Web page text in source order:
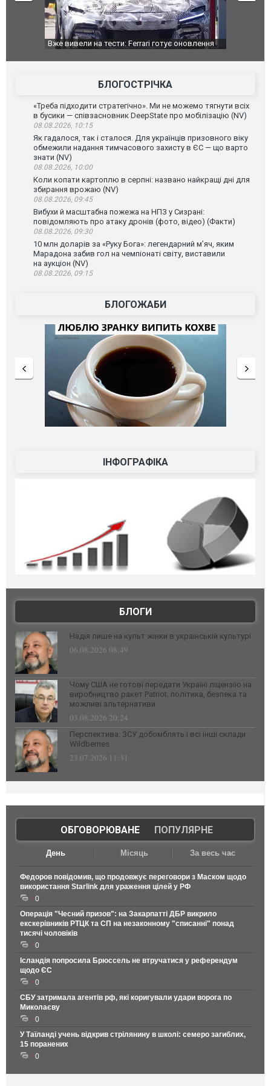
Вийшов трейлер нової екранізації легендарного
фільму "Афера Томаса Крауна"
БЛОГОСТРІЧКА
«Треба підходити стратегічно». Ми не можемо тягнути всіх
в бусики — співзасновник DeepState про мобілізацію (NV)
08.08.2026, 10:15
Як гадалося, так і сталося. Для українців призовного віку
обмежили надання тимчасового захисту в ЄС — що варто
знати (NV)
08.08.2026, 10:00
Коли копати картоплю в серпні: названо найкращі дні для
збирання врожаю (NV)
08.08.2026, 09:45
Вибухи й масштабна пожежа на НПЗ у Сизрані:
повідомляють про атаку дронів (фото, відео) (Факти)
08.08.2026, 09:30
10 млн доларів за «Руку Бога»: легендарний м’яч, яким
Марадона забив гол на чемпіонаті світу, виставили
на аукціон (NV)
08.08.2026, 09:15
БЛОГОЖАБИ
ІНФОГРАФІКА
БЛОГИ
Надія лише на культ жінки в українській культурі
06.08.2026 08:49
Чому США не готові передати Україні ліцензію на
виробництво ракет Patriot: політика, безпека та
можливі альтернативи
03.08.2026 20:24
Перспектива: ЗСУ добомблять і всі інші склади
Wildberries
23.07.2026 11:31
ОБГОВОРЮВАНЕ| ПОПУЛЯРНЕ
День Місяць За весь час
Федоров повідомив, що продовжує переговори з Маском щодо
використання Starlink для ураження цілей у РФ
0
Операція "Чесний призов": на Закарпатті ДБР викрило
екскерівників РТЦК та СП на незаконному "списанні" понад
тисячі чоловіків
0
Ісландія попросила Брюссель не втручатися у референдум
щодо ЄС
0
СБУ затримала агентів рф, які коригували удари ворога по
Миколаєву
0
У Таїланді учень відкрив стрілянину в школі: семеро загиблих,
15 поранених
0